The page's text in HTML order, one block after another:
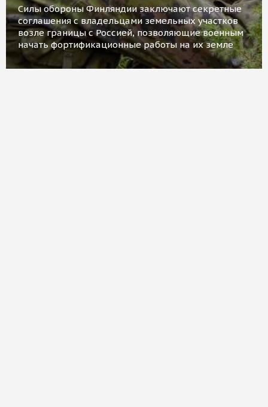
Силы обороны Финляндии заключают секретные
соглашения с владельцами земельных участков
возле границы с Россией, позволяющие военным
начать фортификационные работы на их земле